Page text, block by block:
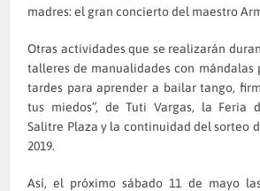
madres: el gran concierto del maestro
Otras actividades que se realizarán
talleres de manualidades con mándalas
tardes para aprender a bailar tango,
tus miedos”, de Tuti Vargas, la Feria
Salitre Plaza y la continuidad del sorteo
2019.
Así, el próximo sábado 11 de mayo